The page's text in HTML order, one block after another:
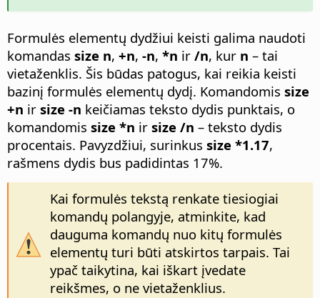
Formulės elementų dydžiui keisti galima naudoti
komandas size n, +n, -n, *n ir /n, kur n – tai
vietaženklis. Šis būdas patogus, kai reikia keisti
bazinį formulės elementų dydį. Komandomis size
+n ir size -n keičiamas teksto dydis punktais, o
komandomis size *n ir size /n – teksto dydis
procentais. Pavyzdžiui, surinkus size *1.17,
rašmens dydis bus padidintas 17%.
Kai formulės tekstą renkate tiesiogiai
komandų polangyje, atminkite, kad
dauguma komandų nuo kitų formulės
elementų turi būti atskirtos tarpais. Tai
ypač taikytina, kai iškart įvedate
reikšmes, o ne vietaženklius.